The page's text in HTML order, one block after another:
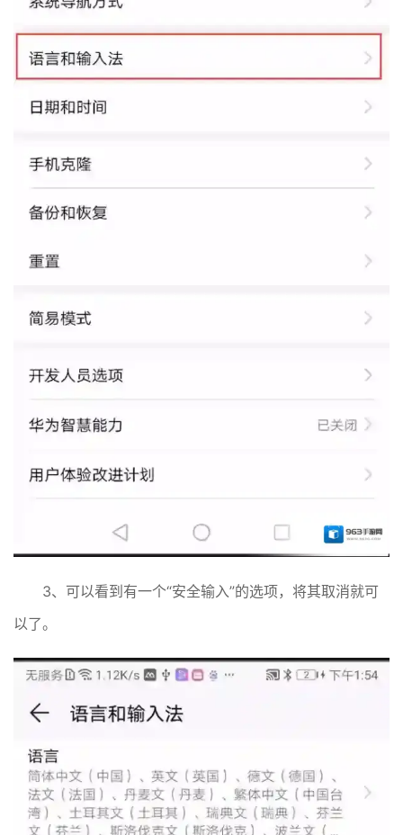
3、可以看到有一个“安全输入”的选项，将其取消就可
以了。